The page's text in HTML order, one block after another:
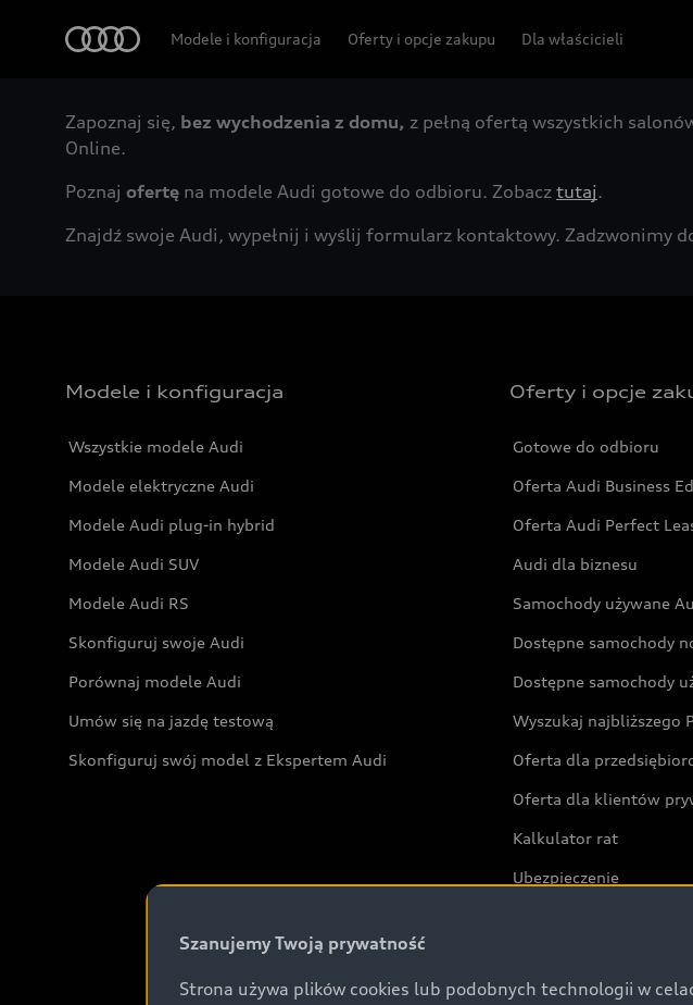
Modele i konfiguracja Oferty i opcje zakupu Dla właścicieli
Zapoznaj się, bez wychodzenia z domu, z pełną ofertą wszystkich
Online.
Poznaj ofertę na modele Audi gotowe do odbioru. Zobacz tutaj.
Znajdź swoje Audi, wypełnij i wyślij formularz kontaktowy. Zadzwonimy
Modele i konfiguracja
Wszystkie modele Audi
Modele elektryczne Audi
Modele Audi plug-in hybrid
Modele Audi SUV
Modele Audi RS
Skonfiguruj swoje Audi
Porównaj modele Audi
Umów się na jazdę testową
Skonfiguruj swój model z Ekspertem Audi
Oferty i opcje
Gotowe do odbioru
Oferta Audi Business
Oferta Audi Perfect
Audi dla biznesu
Samochody używane
Dostępne samochody
Dostępne samochody
Wyszukaj najbliższego
Oferta dla
Oferta dla klientów
Kalkulator rat
Ubezpieczenie
Audi exclusive
Szanujemy Twoją prywatność
Strona używa plików cookies lub podobnych technologii w